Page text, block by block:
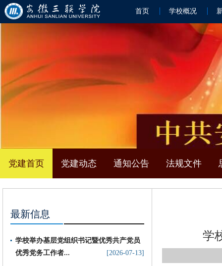
首页 学校概况
党建首页 党建动态 通知公告 法规文件
最新信息
学校举办基层党组织书记暨优秀共产党员
优秀党务工作者...
[2026-07-13]
学